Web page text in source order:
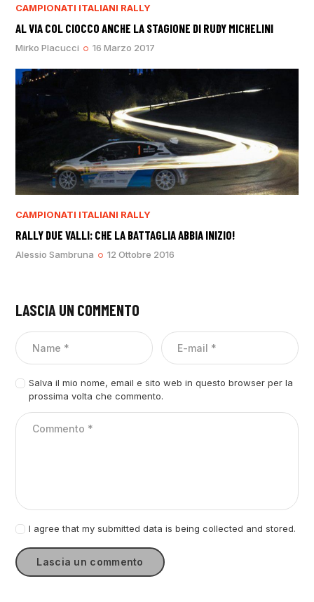
CAMPIONATI ITALIANI RALLY
AL VIA COL CIOCCO ANCHE LA STAGIONE DI RUDY MICHELINI
Mirko Placucci 16 Marzo 2017
CAMPIONATI ITALIANI RALLY
RALLY DUE VALLI: CHE LA BATTAGLIA ABBIA INIZIO!
Alessio Sambruna 12 Ottobre 2016
LASCIA UN COMMENTO
Salva il mio nome, email e sito web in questo browser per la
prossima volta che commento.
I agree that my submitted data is being collected and stored.